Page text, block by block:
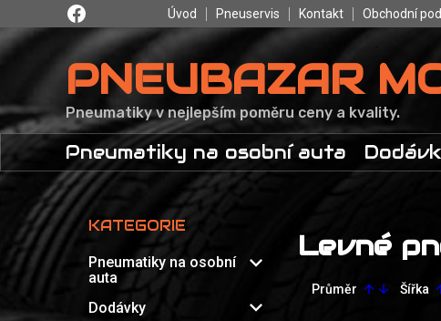
Úvod Pneuservis Kontakt Obchodní
PNEUBAZAR
Pneumatiky v nejlepším poměru ceny a kvality.
Pneumatiky na osobní auta
KATEGORIE
Pneumatiky na osobní
auta
expand_more
Dodávky expand_more
Levné
Průměr arrow_upward arrow_downward Šířka